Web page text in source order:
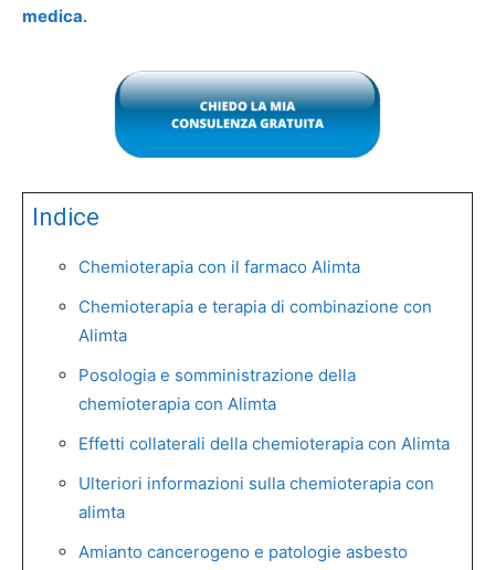
medica.
Indice
Chemioterapia con il farmaco Alimta
Chemioterapia e terapia di combinazione con
Alimta
Posologia e somministrazione della
chemioterapia con Alimta
Effetti collaterali della chemioterapia con Alimta
Ulteriori informazioni sulla chemioterapia con
alimta
Amianto cancerogeno e patologie asbesto